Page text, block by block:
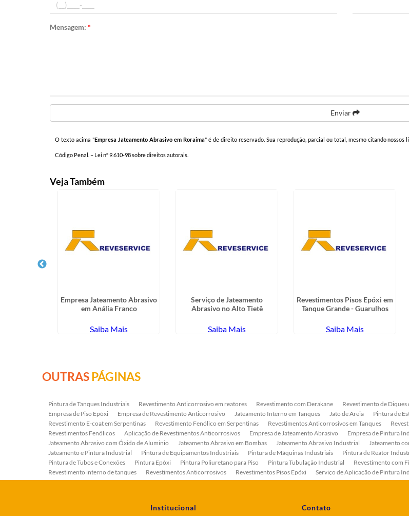
Mensagem:*
Enviar
O texto acima "Empresa Jateamento Abrasivo em Roraima" é de direito reservado. Sua reprodução, parcial ou total, mesmo citando
Código Penal. – Lei n° 9.610-98 sobre direitos autorais
Veja Também
Empresa Jateamento Abrasivo
em Anália Franco
Saiba Mais
Serviço de Jateamento
Abrasivo no Alto Tietê
Saiba Mais
Revestimentos Pisos Epóxi em
Tanque Grande - Guarulhos
Saiba Mais
OUTRASPÁGINAS
Pintura de Tanques Industriais Revestimento Anticorrosivo em reatores Revestimento com Derakane Revestimento de Diques
Empresa de Piso Epóxi
Empresa de Revestimento Anticorrosivo Jateamento Interno em Tanques Jato de Areia Pintura de
Revestimento E-coat em Serpentinas
Revestimento Fenólico em Serpentinas Revestimentos Anticorrosivos em Tanques
Revestimentos Fenólicos
Aplicação de Revestimentos Anticorrosivos Empresa de Jateamento Abrasivo Empresa de Pintura
Jateamento Abrasivo com Óxido de Aluminio
Jateamento Abrasivo em Bombas Jateamento Abrasivo Industrial Jateamento
Jateamento e Pintura Industrial
Pintura de Equipamentos Industriais Pintura de Máquinas Industriais Pintura de Reator
Pintura de Tubos e Conexões
Pintura Epóxi Pintura Poliuretano para Piso Pintura Tubulação Industrial Revestimento com
Revestimento interno de tanques
Revestimentos Anticorrosivos Revestimentos Pisos Epóxi Serviço de Aplicação de Pintura
Serviço de Jateamento e Pintura
Serviço de Jateamento em Bombas Serviço de Pintura de Bombas Industriais Serviço de
Institucional Contato